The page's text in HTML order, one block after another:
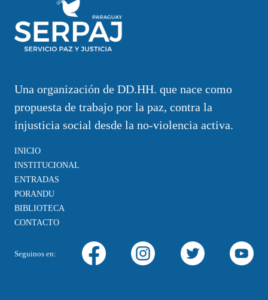
Una organización de DD.HH. que nace como
propuesta de trabajo por la paz, contra la
injusticia social desde la no-violencia activa.
INICIO
INSTITUCIONAL
ENTRADAS
PORANDU
BIBLIOTECA
CONTACTO
Seguinos en: